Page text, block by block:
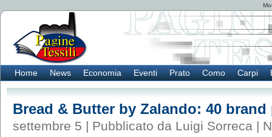
Home News Economia Eventi Prato Como Carpi
Bread & Butter by Zalando: 40
settembre 5 | Pubblicato da Luigi Sorreca |